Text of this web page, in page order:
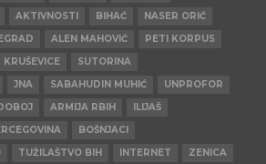
AKTIVNOSTI BIHAĆ
NASER ORIĆ
ALEN MAHOVIĆ
PETI KORPUS
KRUŠEVICE
SUTORINA
JNA SABAHUDIN MUHIĆ
UNPROFOR
ARMIJA RBIH
ILIJAŠ
BOŠNJACI
TUŽILAŠTVO BIH INTERNET
ZENICA